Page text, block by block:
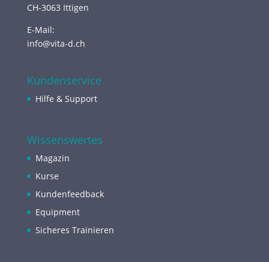
CH-3063 Ittigen
E-Mail:
info@vita-d.ch
Kundenservice
Hilfe & Support
Wissenswertes
Magazin
Kurse
Kundenfeedback
Equipment
Sicheres Trainieren